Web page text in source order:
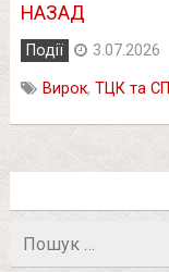
НАЗАД
Події 3.07.2026
Вирок, ТЦК та СП